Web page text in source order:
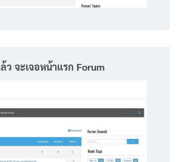
ว จะเจอหน้าแรก Forum